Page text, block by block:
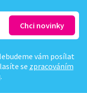
vám posílat
se zpracováním
.